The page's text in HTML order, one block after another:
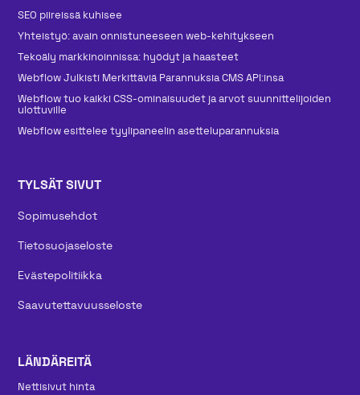
SEO piireissä kuhisee
Yhteistyö: avain onnistuneeseen web-kehitykseen
Tekoäly markkinoinnissa: hyödyt ja haasteet
Webflow Julkisti Merkittäviä Parannuksia CMS API:insa
Webflow tuo kaikki CSS-ominaisuudet ja arvot suunnittelijoiden
ulottuville
Webflow esittelee tyylipaneelin asetteluparannuksia
TYLSÄT SIVUT
Sopimusehdot
Tietosuojaseloste
Evästepolitiikka
Saavutettavuusseloste
LÄNDÄREITÄ
Nettisivut hinta